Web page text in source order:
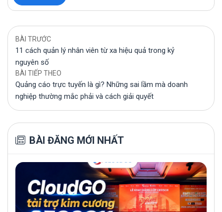
BÀI TRƯỚC
11 cách quản lý nhân viên từ xa hiệu quả trong kỷ
nguyên số
BÀI TIẾP THEO
Quảng cáo trực tuyến là gì? Những sai lầm mà doanh
nghiệp thường mắc phải và cách giải quyết
BÀI ĐĂNG MỚI NHẤT